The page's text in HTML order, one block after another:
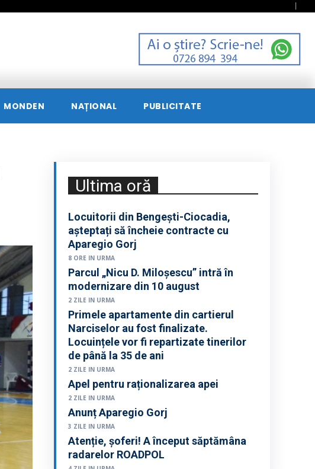
MONDEN NAȚIONAL PUBLICITATE
Ultima oră
Locuitorii din Bengești-Ciocadia,
așteptați să încheie contracte cu
Aparegio Gorj
8 ORE IN URMA
Parcul „Nicu D. Miloșescu” intră în
modernizare din 10 august
2 ZILE IN URMA
Primele apartamente din cartierul
Narciselor au fost finalizate.
Locuințele vor fi repartizate tinerilor
de până la 35 de ani
2 ZILE IN URMA
Apel pentru raționalizarea apei
2 ZILE IN URMA
Anunț Aparegio Gorj
3 ZILE IN URMA
Atenție, șoferi! A început săptămâna
radarelor ROADPOL